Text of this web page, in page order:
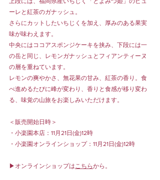
ーレと紅茶のガナッシュ。
さらにカットしたいちじくを加え、厚みのある果実
味が味わえます。
中央にはココアスポンジケーキを挟み、下段には一
の岳と同じ、レモンガナッシュとフィアンティーヌ
の層を重ねています。
レモンの爽やかさ、無花果の甘み、紅茶の香り。食
べ進めるたびに峰が変わり、香りと食感が移り変わ
る、味覚の山旅をお楽しみいただけます。
＜販売開始日時＞
・小楽園本店：11月21日(金)12時
・小楽園オンラインショップ：11月21日(金)12時
▶︎オンラインショップは こちらから。